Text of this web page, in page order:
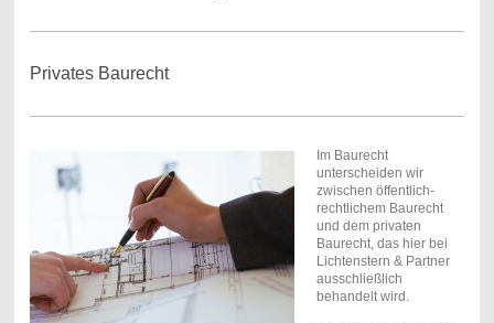
Privates Baurecht
Im Baurecht
unterscheiden wir
zwischen öffentlich-
rechtlichem Baurecht
und dem privaten
Baurecht, das hier bei
Lichtenstern & Partner
ausschließlich
behandelt wird.